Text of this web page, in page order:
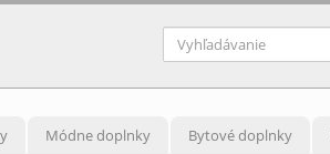
Módne doplnky Bytové doplnky